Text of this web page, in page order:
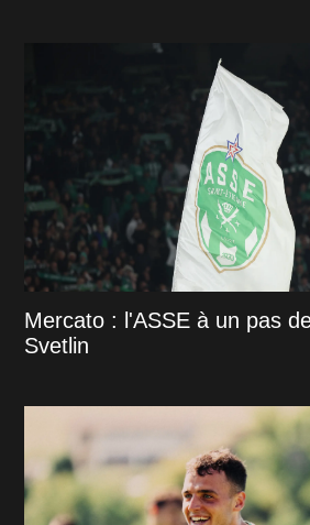
Mercato : l'ASSE à un pas
Svetlin